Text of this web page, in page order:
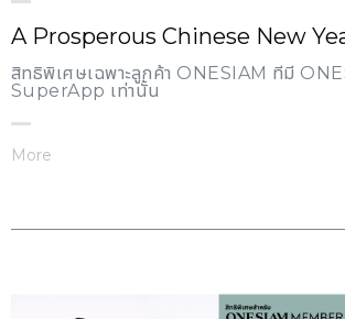
A Prosperous Chinese New
สิทธิพิเศษเฉพาะลูกค้า ONESIAM ที่มี
SuperApp เท่านั้น
More